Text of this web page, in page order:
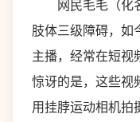
网民毛毛（化名
肢体三级障碍，如
主播，经常在短视
惊讶的是，这些视
用挂脖运动相机拍